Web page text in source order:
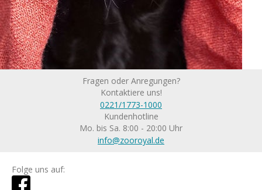
Fragen oder Anregungen?
Kontaktiere uns!
0221/1773-1000
Kundenhotline
Mo. bis Sa. 8:00 - 20:00 Uhr
info@zooroyal.de
Folge uns auf: